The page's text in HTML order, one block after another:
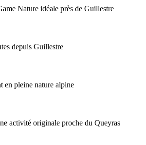
Nature idéale près de Guillestre
depuis Guillestre
en pleine nature alpine
activité originale proche du Queyras